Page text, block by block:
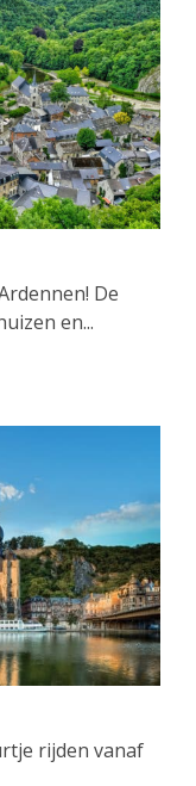
De
en...
rijden vanaf